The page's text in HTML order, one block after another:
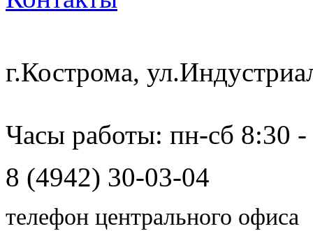
г.Кострома,
Часы работы: пн-сб 8:30
8 (4942) 30-03-04
телефон центрального офиса